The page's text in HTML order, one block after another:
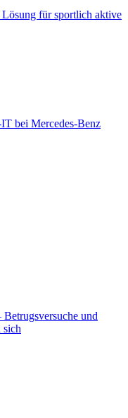
für sportlich aktive
bei Mercedes-Benz
und
sich